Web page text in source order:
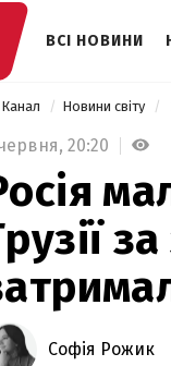
ВСІ НОВИНИ
Новини світу
20:20
Софія Рожик